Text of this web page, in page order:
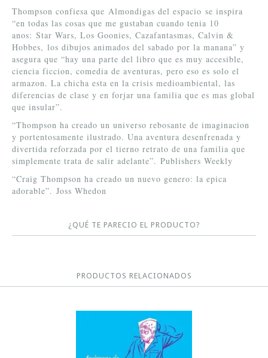
Thompson confiesa que Almondigas del espacio se inspira
“en todas las cosas que me gustaban cuando tenia 10
anos: Star Wars, Los Goonies, Cazafantasmas, Calvin &
Hobbes, los dibujos animados del sabado por la manana” y
asegura que “hay una parte del libro que es muy accesible,
ciencia ficcion, comedia de aventuras, pero eso es solo el
armazon. La chicha esta en la crisis medioambiental, las
diferencias de clase y en forjar una familia que es mas global
que insular”.
“Thompson ha creado un universo rebosante de imaginacion
y portentosamente ilustrado. Una aventura desenfrenada y
divertida reforzada por el tierno retrato de una familia que
simplemente trata de salir adelante”. Publishers Weekly
“Craig Thompson ha creado un nuevo genero: la epica
adorable”. Joss Whedon
¿QUÉ TE PARECIO EL PRODUCTO?
PRODUCTOS RELACIONADOS